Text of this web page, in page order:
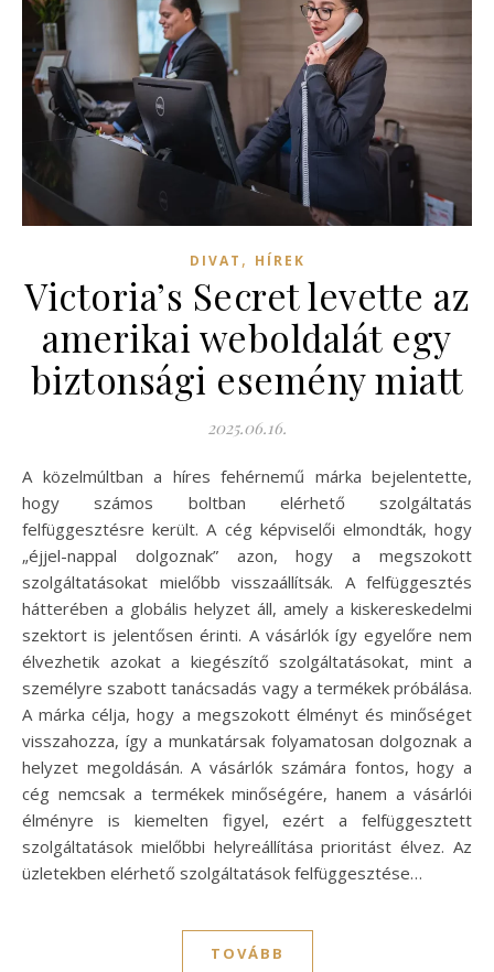
DIVAT , HÍREK
Victoria’s Secret levette az
amerikai weboldalát egy
biztonsági esemény miatt
2025.06.16.
A közelmúltban a híres fehérnemű márka bejelentette,
hogy számos boltban elérhető szolgáltatás
felfüggesztésre került. A cég képviselői elmondták, hogy
„éjjel-nappal dolgoznak” azon, hogy a megszokott
szolgáltatásokat mielőbb visszaállítsák. A felfüggesztés
hátterében a globális helyzet áll, amely a kiskereskedelmi
szektort is jelentősen érinti. A vásárlók így egyelőre nem
élvezhetik azokat a kiegészítő szolgáltatásokat, mint a
személyre szabott tanácsadás vagy a termékek próbálása.
A márka célja, hogy a megszokott élményt és minőséget
visszahozza, így a munkatársak folyamatosan dolgoznak a
helyzet megoldásán. A vásárlók számára fontos, hogy a
cég nemcsak a termékek minőségére, hanem a vásárlói
élményre is kiemelten figyel, ezért a felfüggesztett
szolgáltatások mielőbbi helyreállítása prioritást élvez. Az
üzletekben elérhető szolgáltatások felfüggesztése…
TOVÁBB